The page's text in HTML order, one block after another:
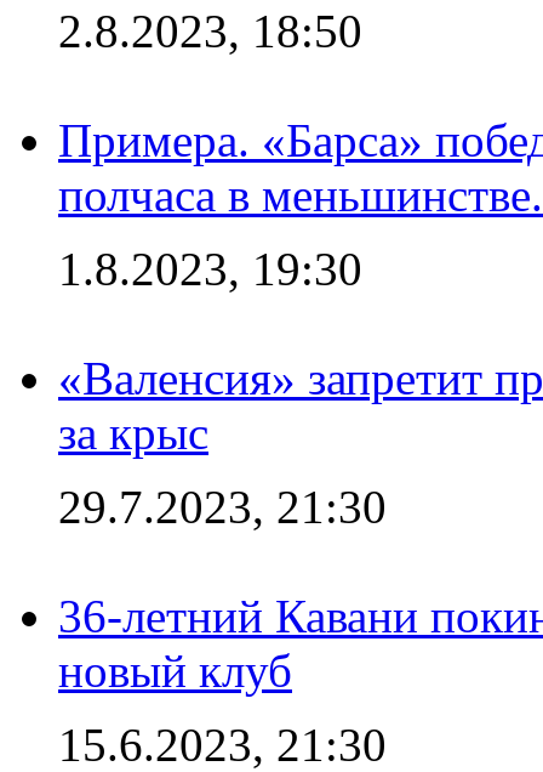
2.8.2023, 18:50
Примера. «Барса»
полчаса в
1.8.2023, 19:30
«Валенсия» запретит
за крыс
29.7.2023, 21:30
36-летний Кавани
новый клуб
15.6.2023, 21:30